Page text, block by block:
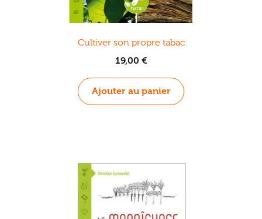
Cultiver son propre tabac
19,00 €
Ajouter au panier